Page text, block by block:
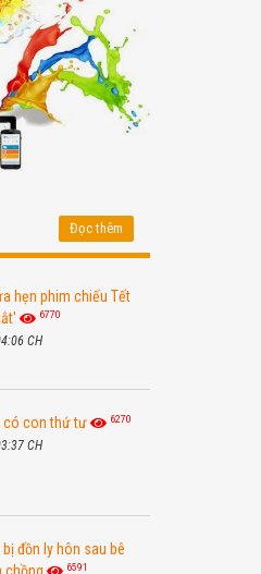
Đọc thêm
hẹn phim chiếu Tết
6770
CH
có con thứ tư 6270
CH
đồn ly hôn sau bê
6591